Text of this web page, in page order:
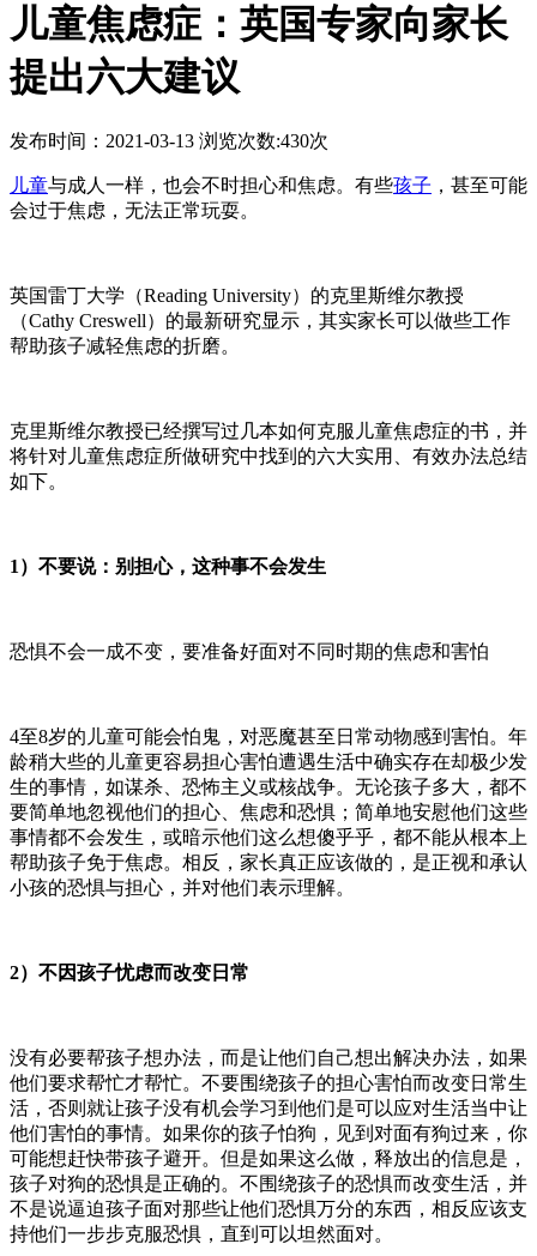
儿童焦虑症：英国专家向家长
提出六大建议
发布时间：2021-03-13 浏览次数:430次
儿童与成人一样，也会不时担心和焦虑。有些孩子 ，甚至可能
会过于焦虑，无法正常玩耍。
英国雷丁大学（Reading University）的克里斯维尔教授
（Cathy Creswell）的最新研究显示，其实家长可以做些工作
帮助孩子减轻焦虑的折磨。
克里斯维尔教授已经撰写过几本如何克服儿童焦虑症的书，并
将针对儿童焦虑症所做研究中找到的六大实用、有效办法总结
如下。
1）不要说：别担心，这种事不会发生
恐惧不会一成不变，要准备好面对不同时期的焦虑和害怕
4至8岁的儿童可能会怕鬼，对恶魔甚至日常动物感到害怕。年
龄稍大些的儿童更容易担心害怕遭遇生活中确实存在却极少发
生的事情，如谋杀、恐怖主义或核战争。无论孩子多大，都不
要简单地忽视他们的担心、焦虑和恐惧；简单地安慰他们这些
事情都不会发生，或暗示他们这么想傻乎乎，都不能从根本上
帮助孩子免于焦虑。相反，家长真正应该做的，是正视和承认
小孩的恐惧与担心，并对他们表示理解。
2） 不因孩子忧虑而改变日常
没有必要帮孩子想办法，而是让他们自己想出解决办法，如果
他们要求帮忙才帮忙。不要围绕孩子的担心害怕而改变日常生
活，否则就让孩子没有机会学习到他们是可以应对生活当中让
他们害怕的事情。如果你的孩子怕狗，见到对面有狗过来，你
可能想赶快带孩子避开。但是如果这么做，释放出的信息是，
孩子对狗的恐惧是正确的。不围绕孩子的恐惧而改变生活，并
不是说逼迫孩子面对那些让他们恐惧万分的东西，相反应该支
持他们一步步克服恐惧，直到可以坦然面对。